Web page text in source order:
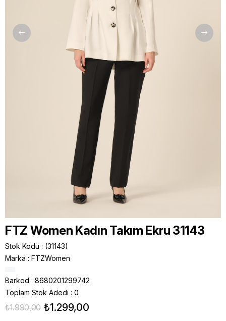
FTZ Women Kadın Takım Ekru 31143
Stok Kodu
(31143)
Marka : FTZWomen
Barkod : 8680201299742
Toplam Stok Adedi : 0
₺1.990,00 ₺1.299,00